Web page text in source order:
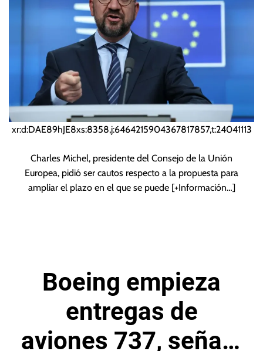
xr:d:DAE89hJE8xs:8358,j:6464215904367817857,t:24041113
Charles Michel, presidente del Consejo de la Unión
Europea, pidió ser cautos respecto a la propuesta para
ampliar el plazo en el que se puede [+Información…]
Boeing empieza
entregas de
aviones 737, señala